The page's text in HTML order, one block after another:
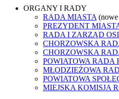
ORGANY I RADY
RADA MIASTA
PREZYDENT
RADA I ZARZĄD
CHORZOWSKA
CHORZOWSKA
POWIATOWA RADA
MŁODZIEŻOWA
POWIATOWA
MIEJSKA KOMISJA